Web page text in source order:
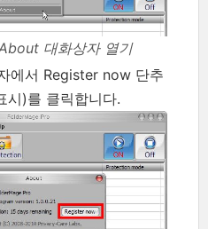
대화상자 열기
에서 Register now 단추
시)를 클릭합니다.